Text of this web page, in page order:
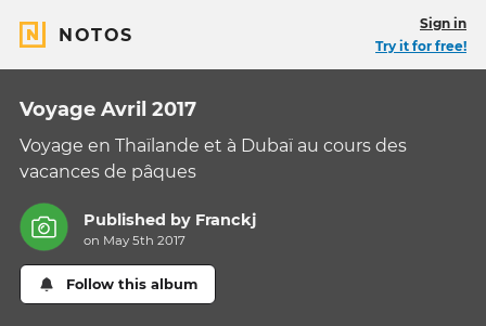
NOTOS
Sign in
Try it for free!
Voyage Avril 2017
Voyage en Thaïlande et à Dubaï au cours des
vacances de pâques
Published by Franckj
on May 5th 2017
Follow this album